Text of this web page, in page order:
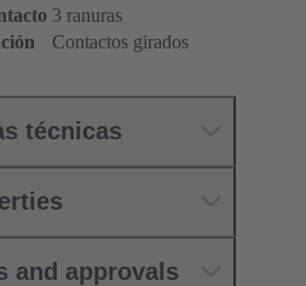
3 ranuras
Contactos girados
técnicas
and approvals